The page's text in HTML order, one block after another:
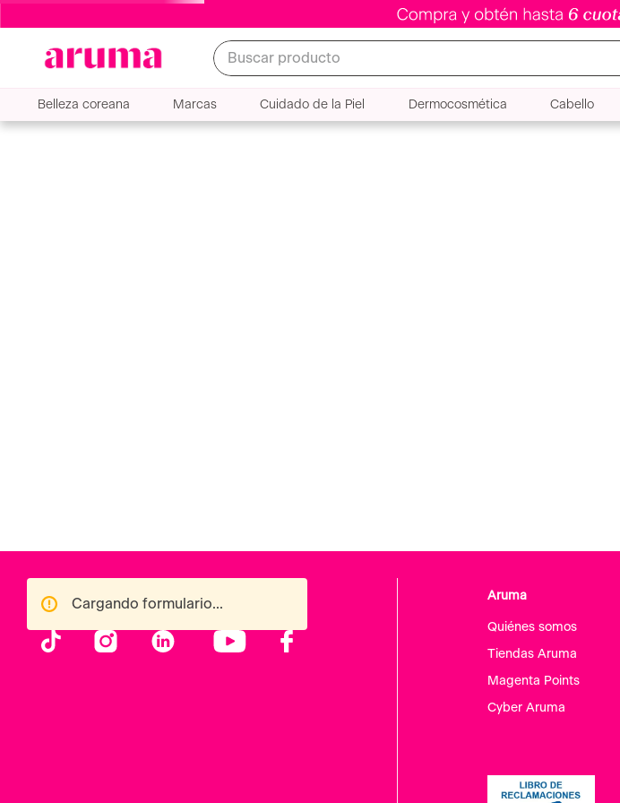
Buscar producto
Belleza coreana Marcas Cuidado de la Piel Dermocosmética Cabello
Cargando formulario...
Aruma
Quiénes somos
Tiendas Aruma
Magenta Points
Cyber Aruma